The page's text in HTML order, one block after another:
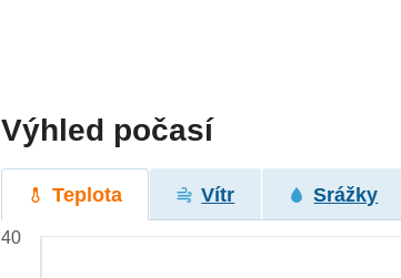
Výhled počasí
Teplota Vítr Srážky
40